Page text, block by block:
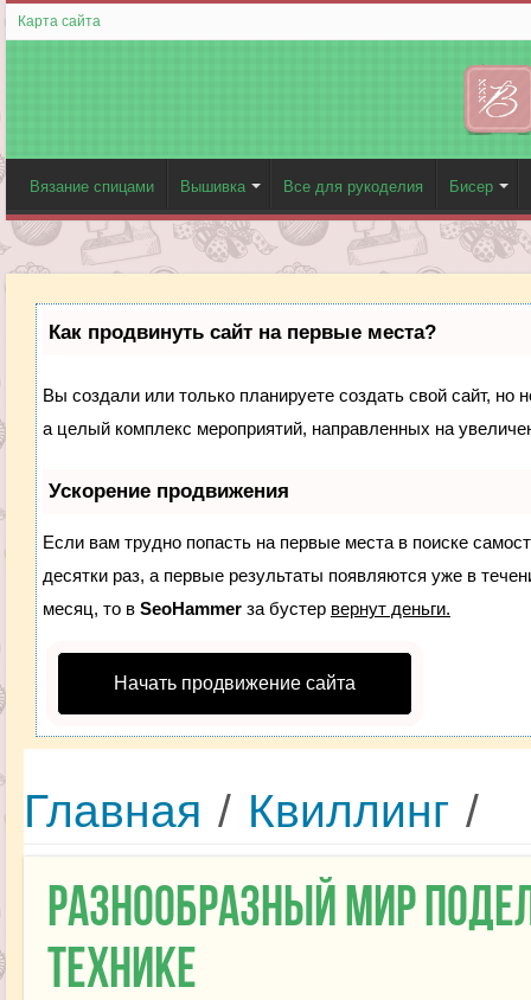
Карта сайта
Вязание спицами Вышивка Все для рукоделия Бисер
Как продвинуть сайт на первые места?
Вы создали или только планируете создать свой сайт, но
а целый комплекс мероприятий, направленных на
Ускорение продвижения
Если вам трудно попасть на первые места в поиске
десятки раз, а первые результаты появляются уже в
месяц, то в SeoHammerза бустер вернут деньги.
Начать продвижение сайта
Главная / Квиллинг /
Разнообразный мир
технике